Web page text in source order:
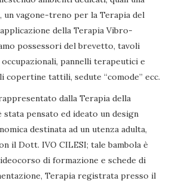
un vagone-treno per la Terapia del
della Terapia Vibro-
possessori del brevetto, tavoli
pannelli terapeutici e
copertine tattili, sedute “comode” ecc.
dalla Terapia della
stata pensato ed ideato un design
destinata ad un utenza adulta,
il Dott. IVO CILESI; tale bambola è
di formazione e schede di
Terapia registrata presso il